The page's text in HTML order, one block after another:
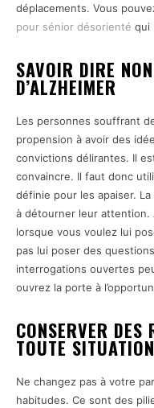
déplacements. Vous
pour sénior désorienté qui
SAVOIR DIRE
D’ALZHEIMER
Les personnes souffrant
propension à avoir des
convictions délirantes. Il
convaincre. Il faut donc
définie pour les apaiser.
à détourner leur attention.
lorsque vous voulez lui
pas lui poser des
interrogations ouvertes
ouvrez la porte à
CONSERVER DES
TOUTE
Ne changez pas à votre
habitudes. Ce sont des